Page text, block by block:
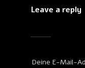
Leave a reply
Deine E-Mail-